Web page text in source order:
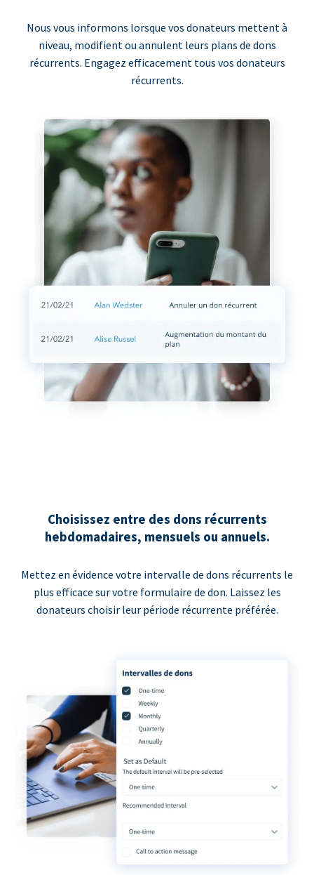
Nous vous informons lorsque vos donateurs mettent à
niveau, modifient ou annulent leurs plans de dons
récurrents. Engagez efficacement tous vos donateurs
récurrents.
Choisissez entre des dons récurrents
hebdomadaires, mensuels ou annuels.
Mettez en évidence votre intervalle de dons récurrents le
plus efficace sur votre formulaire de don. Laissez les
donateurs choisir leur période récurrente préférée.